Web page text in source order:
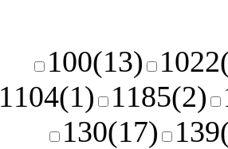
100(13) 1022
1104(1) 1185(2)
130(17) 139